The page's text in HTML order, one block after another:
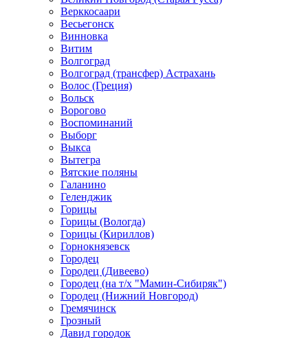
Верккосаари
Весьегонск
Винновка
Витим
Волгоград
Волгоград (трансфер) Астрахань
Волос (Греция)
Вольск
Ворогово
Воспоминаний
Выборг
Выкса
Вытегра
Вятские поляны
Галанино
Геленджик
Горицы
Горицы (Вологда)
Горицы (Кириллов)
Горнокнязевск
Городец
Городец (Дивеево)
Городец (на т/х "Мамин-Сибиряк")
Городец (Нижний Новгород)
Гремячинск
Грозный
Давид городок